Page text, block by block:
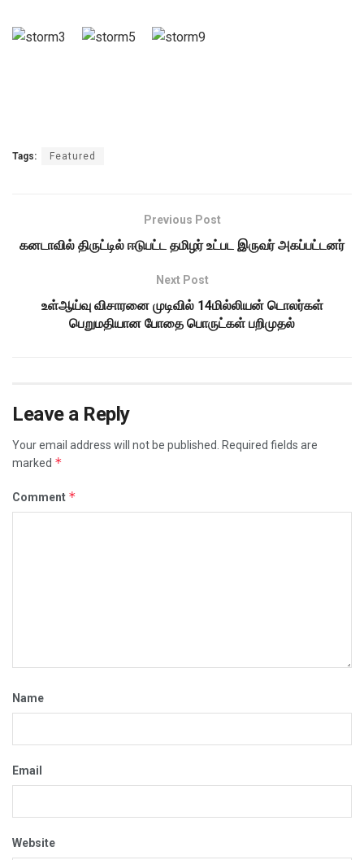
Tags: Featured
Previous Post
கனடாவில் திருட்டில் ஈடுபட்ட தமிழர் உட்பட இருவர் அகப்பட்டனர்
Next Post
உள்ஆய்வு விசாரனை முடிவில் 14மில்லியன் டொலர்கள்
பெறுமதியான போதை பொருட்கள் பறிமுதல்
Leave a Reply
Your email address will not be published.
Required fields are
marked *
Comment *
Name
Email
Website